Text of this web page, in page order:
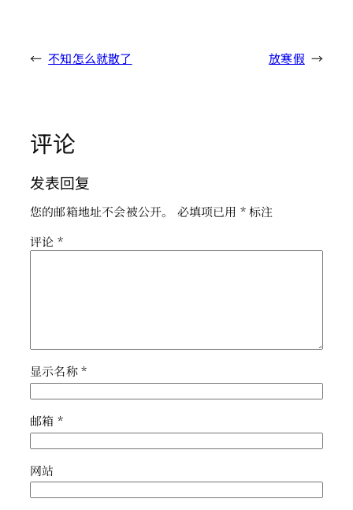
← 不知怎么就散了 放寒假 →
评论
发表回复
您的邮箱地址不会被公开。 必填项已用 *标注
评论 *
显示名称*
邮箱 *
网站